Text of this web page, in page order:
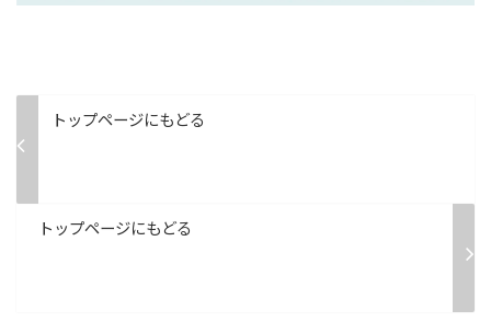
トップページにもどる
トップページにもどる